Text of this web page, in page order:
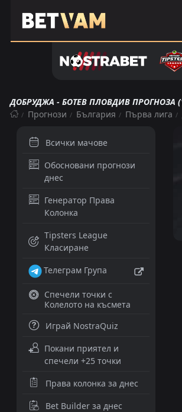
ДОБРУДЖА - БОТЕВ ПЛОВДИВ ПРОГНОЗА
Прогнози
България Първа лига
Всички мачове
Обосновани прогнози
днес
Генератор Права
Колонка
Tipsters League
Класиране
Телеграм Група
Спечели точки с
Колелото на късмета
Играй NostraQuiz
Покани приятел и
спечели +25 точки
Права колонка за днес
Bet Builder за днес